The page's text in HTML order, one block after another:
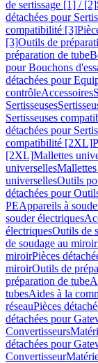
de sertissage [1] / [2]
détachées pour
compatibilité [3]
[3]Outils de
préparation de tube
pour Bouchons
détachées pour
contrôleAccessoires
Sertisseuses
Sertisseuses
détachées pour
compatibilité [2XL]
[2XL]Mallettes
universelles
universellesOutils
détachées pour
PEAppareils à
souder électriques
électriquesOutils de
de soudage au miroir
miroirPièces
miroirOutils de
préparation de tube
tubesAides à la
réseauPièces
détachées pour
Convertisseurs
détachées pour
Convertisseur